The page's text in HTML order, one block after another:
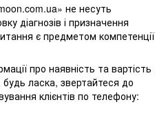
не несуть
діагнозів і призначення
є предметом компетенції
про наявність та вартість
будь ласка, звертайтеся до
клієнтів по телефону: